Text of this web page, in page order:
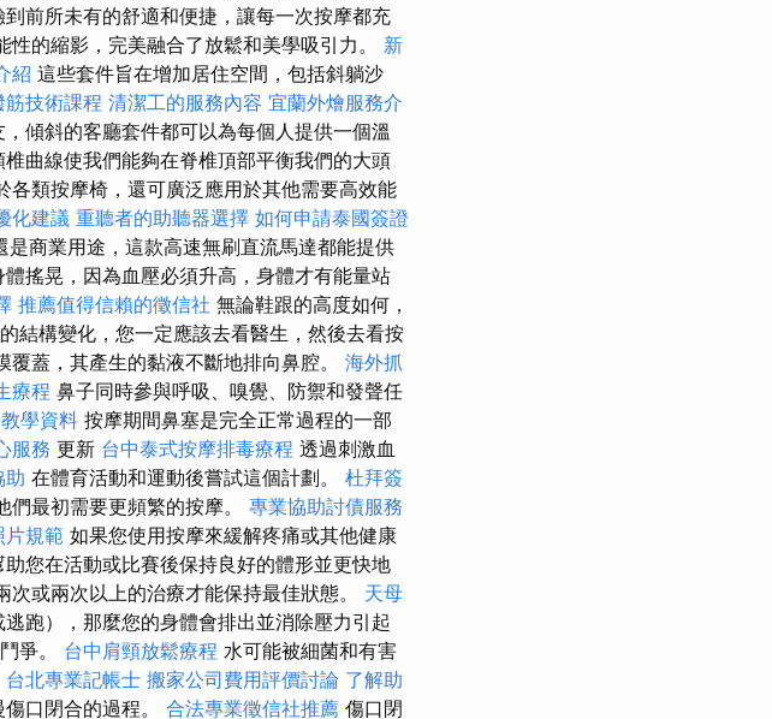
前所未有的舒適和便捷，讓每一次按摩都充
的縮影，完美融合了放鬆和美學吸引力。 新
紹 這些套件旨在增加居住空間，包括斜躺沙
筋技術課程 清潔工的服務內容 宜蘭外燴服務介
傾斜的客廳套件都可以為每個人提供一個溫
曲線使我們能夠在脊椎頂部平衡我們的大頭
各類按摩椅，還可廣泛應用於其他需要高效能
化建議 重聽者的助聽器選擇 如何申請泰國簽證
是商業用途，這款高速無刷直流馬達都能提供
搖晃，因為血壓必須升高，身體才有能量站
推薦值得信賴的徵信社 無論鞋跟的高度如何，
結構變化，您一定應該去看醫生，然後去看按
覆蓋，其產生的黏液不斷地排向鼻腔。 海外抓
療程 鼻子同時參與呼吸、嗅覺、防禦和發聲任
學資料 按摩期間鼻塞是完全正常過程的一部
服務 更新 台中泰式按摩排毒療程 透過刺激血
助 在體育活動和運動後嘗試這個計劃。 杜拜簽
最初需要更頻繁的按摩。 專業協助討債服務
片規範 如果您使用按摩來緩解疼痛或其他健康
您在活動或比賽後保持良好的體形並更快地
次或兩次以上的治療才能保持最佳狀態。 天母
跑），那麼您的身體會排出並消除壓力引起
爭。 台中肩頸放鬆療程 水可能被細菌和有害
台北專業記帳士 搬家公司費用評價討論 了解助
口閉合的過程。 合法專業徵信社推薦 傷口閉